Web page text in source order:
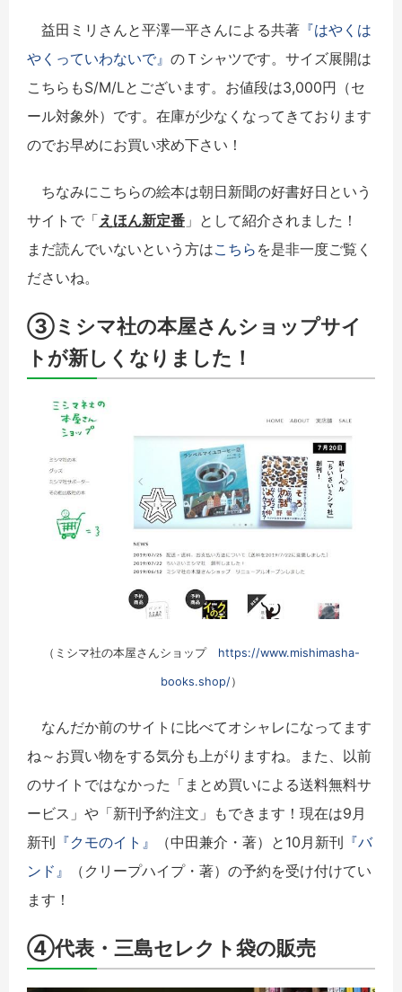
益田ミリさんと平澤一平さんによる共著 『はやくは
やくっていわないで』 のＴシャツです。サイズ展開は
こちらもS/M/Lとございます。お値段は3,000円（セ
ール対象外）です。在庫が少なくなってきております
のでお早めにお買い求め下さい！
ちなみにこちらの絵本は朝日新聞の好書好日という
サイトで「えほん新定番 」として紹介されました！
まだ読んでいないという方はこちら を是非一度ご覧く
ださいね。
③ミシマ社の本屋さんショップサイ
トが新しくなりました！
（ミシマ社の本屋さんショップ https://www.mishimasha-
books.shop/）
なんだか前のサイトに比べてオシャレになってます
ね～お買い物をする気分も上がりますね。また、以前
のサイトではなかった「まとめ買いによる送料無料サ
ービス」や「新刊予約注文」もできます！現在は9月
新刊 『クモのイト』 （中田兼介・著）と10月新刊 『バ
ンド』
（クリープハイプ・著）の予約を受け付けてい
ます！
④代表・三島セレクト袋の販売